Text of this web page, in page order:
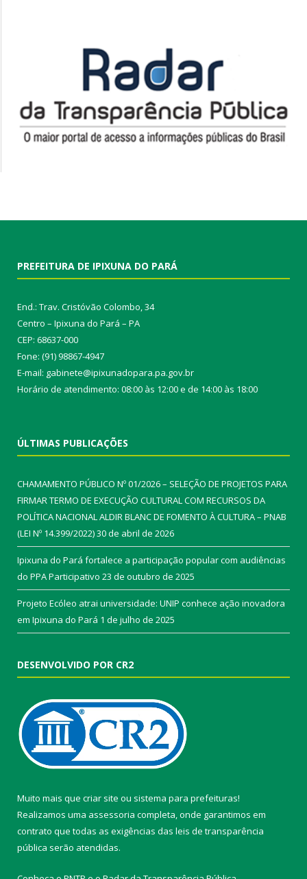
PREFEITURA DE IPIXUNA DO PARÁ
End.: Trav. Cristóvão Colombo, 34
Centro – Ipixuna do Pará – PA
CEP: 68637-000
Fone: (91) 98867-4947
E-mail: gabinete@ipixunadopara.pa.gov.br
Horário de atendimento: 08:00 às 12:00 e de 14:00 às 18:00
ÚLTIMAS PUBLICAÇÕES
CHAMAMENTO PÚBLICO Nº 01/2026 – SELEÇÃO DE PROJETOS PARA
FIRMAR TERMO DE EXECUÇÃO CULTURAL COM RECURSOS DA
POLÍTICA NACIONAL ALDIR BLANC DE FOMENTO À CULTURA – PNAB
(LEI Nº 14.399/2022)30 de abril de 2026
Ipixuna do Pará fortalece a participação popular com audiências
do PPA Participativo 23 de outubro de 2025
Projeto Ecóleo atrai universidade: UNIP conhece ação inovadora
em Ipixuna do Pará 1 de julho de 2025
DESENVOLVIDO POR CR2
Muito mais que criar site ou sistema para prefeituras!
Realizamos uma assessoria completa, onde garantimos em
contrato que todas as exigências das leis de transparência
pública serão atendidas.